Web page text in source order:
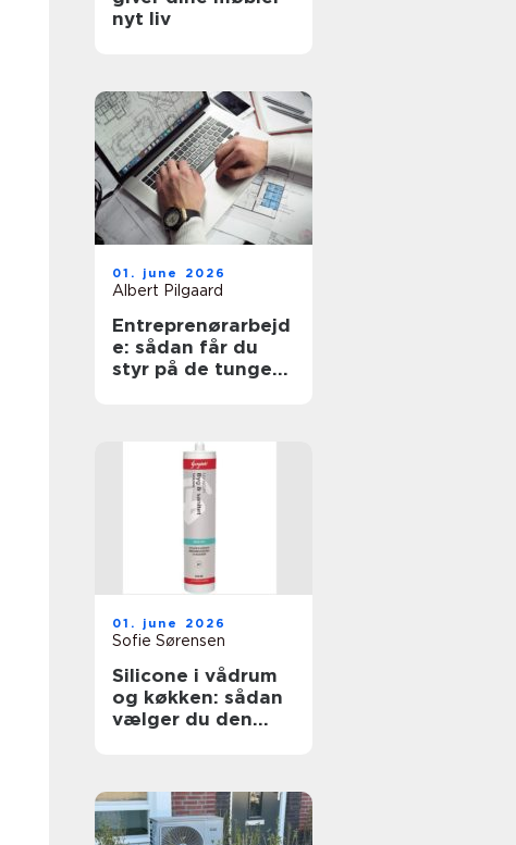
nyt liv
01. june 2026
Albert Pilgaard
Entreprenørarbejd
e: sådan får du
styr på de tunge
01. june 2026
Sofie Sørensen
Silicone i vådrum
og køkken: sådan
vælger du den